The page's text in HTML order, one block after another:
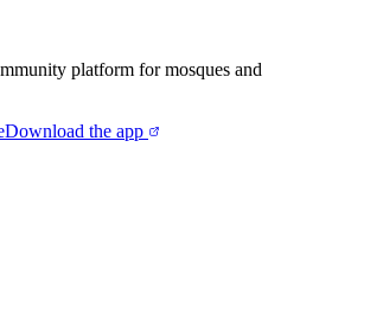
platform for mosques and
Download the app